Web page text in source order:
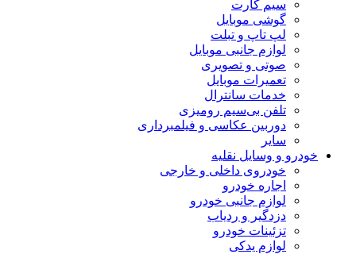
سیم کارت
گوشی موبایل
لپ تاپ و تبلت
لوازم جانبی موبایل
صوتی و تصویری
تعمیرات موبایل
خدمات سانترال
تلفن بی‌سیم رومیزی
دوربین عکاسی و فیلمبرداری
سایر
خودرو و وسایل نقلیه
خودروی داخلی و خارجی
اجاره خودرو
لوازم جانبی خودرو
دزدگیر و ردیاب
تزئینات خودرو
لوازم یدکی